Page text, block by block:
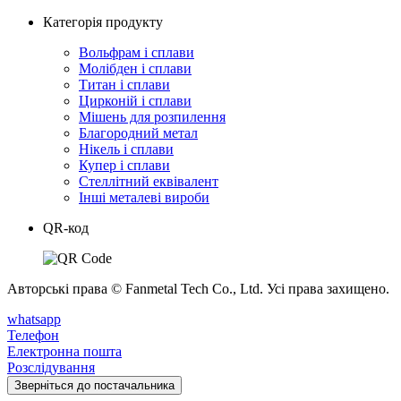
Категорія продукту
Вольфрам і сплави
Молібден і сплави
Титан і сплави
Цирконій і сплави
Мішень для розпилення
Благородний метал
Нікель і сплави
Купер і сплави
Стеллітний еквівалент
Інші металеві вироби
QR-код
Авторські права © Fanmetal Tech Co., Ltd. Усі права захищено.
whatsapp
Телефон
Електронна пошта
Розслідування
Зверніться до постачальника